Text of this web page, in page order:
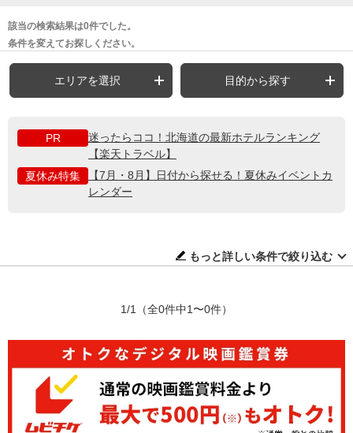
該当の検索結果は0件でした。
条件を変えてお探しください。
エリアを選択 目的から探す
PR
迷ったらココ！北海道の最新ホテルランキング
【楽天トラベル】
夏休み特集
【7月・8月】日付から探せる！夏休みイベントカ
レンダー
もっと詳しい条件で絞り込む
1/1 （全0件中1〜0件）